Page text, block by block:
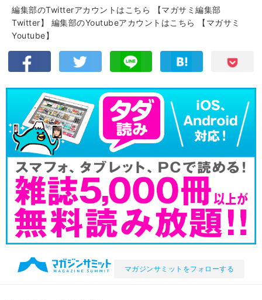
編集部のTwitterアカウントはこちら
【マガサミ編集部
Twitter】
編集部のYoutubeアカウントはこちら
【マガサミ
Youtube】
マガジンサミットをフォローする